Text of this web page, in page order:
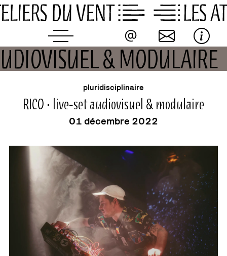
Skip
to
& MODULAIRE
buvette
événement
pluridisciplinaire
RICO • live-set audiovisuel & modulaire
01 décembre 2022